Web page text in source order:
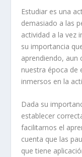
Estudiar es una
demasiado a las
actividad a la vez
su importancia
aprendiendo, aun
nuestra época de
inmersos en la
Dada su
establecer
facilitarnos el
cuenta que las
que tiene